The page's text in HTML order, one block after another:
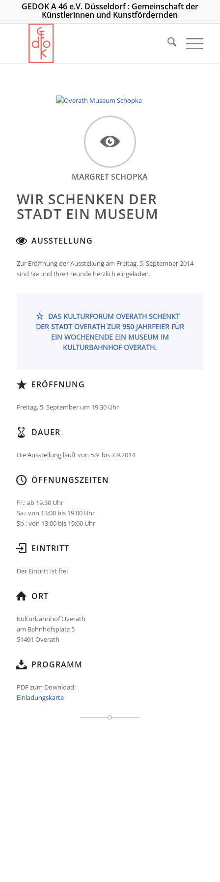
GEDOK A 46 e.V. Düsseldorf : Gemeinschaft der
Künstlerinnen und Kunstfördernden
MARGRET SCHOPKA
WIR SCHENKEN DER
STADT EIN MUSEUM
AUSSTELLUNG
Zur Eröffnung der Ausstellung am Freitag, 5. September 2014
sind Sie und Ihre Freunde herzlich eingeladen.
DAS KULTURFORUM OVERATH SCHENKT
DER STADT OVERATH ZUR 950 JAHRFEIER FÜR
EIN WOCHENENDE EIN MUSEUM IM
KULTURBAHNHOF OVERATH.
ERÖFFNUNG
Freitag, 5. September um 19.30 Uhr
DAUER
Die Ausstellung läuft von 5.9 bis 7.9.2014
ÖFFNUNGSZEITEN
Fr.: ab 19.30 Uhr
Sa.: von 13:00 bis 19:00 Uhr
So.: von 13:00 bis 19:00 Uhr
EINTRITT
Der Eintritt ist frei
ORT
Kulturbahnhof Overath
am Bahnhofsplatz 5
51491 Overath
PROGRAMM
PDF zum Download:
Einladungskarte